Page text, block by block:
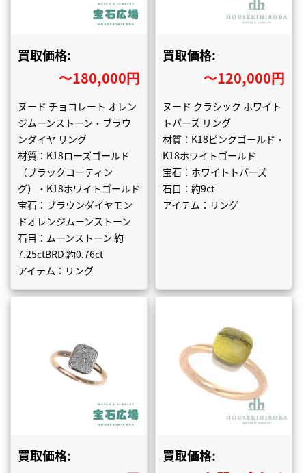
買取価格:
〜180,000円
ヌード チョコレート オレン
ジムーンストーン・ブラウ
ンダイヤ リング
材質：K18ローズゴールド
（ブラックコーティン
グ）・K18ホワイトゴールド
宝石：ブラウンダイヤモン
ドオレンジムーンストーン
石目：ムーンストーン 約
7.25ctBRD 約0.76ct
アイテム：リング
買取価格:
〜120,000円
ヌード クラシック ホワイト
トパーズ リング
材質：K18ピンクゴールド・
K18ホワイトゴールド
宝石：ホワイトトパーズ
石目：約9ct
アイテム：リング
買取価格: 買取価格: